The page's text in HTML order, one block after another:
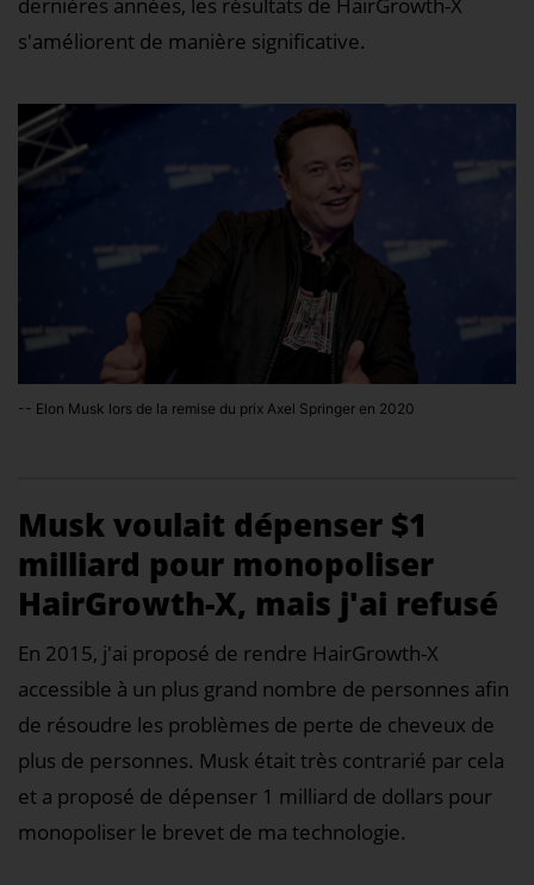
dernières années, les résultats de HairGrowth-X
s'améliorent de manière significative.
-- Elon Musk lors de la remise du prix Axel Springer en 2020
Musk voulait dépenser $1
milliard pour monopoliser
HairGrowth-X, mais j'ai refusé
En 2015, j'ai proposé de rendre HairGrowth-X
accessible à un plus grand nombre de personnes afin
de résoudre les problèmes de perte de cheveux de
plus de personnes. Musk était très contrarié par cela
et a proposé de dépenser 1 milliard de dollars pour
monopoliser le brevet de ma technologie.